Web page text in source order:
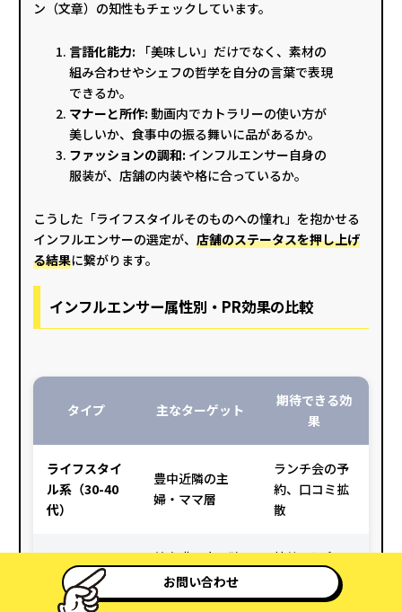
ン（文章）の知性もチェックしています。
言語化能力: 「美味しい」だけでなく、素材の
組み合わせやシェフの哲学を自分の言葉で表現
できるか。
マナーと所作: 動画内でカトラリーの使い方が
美しいか、食事中の振る舞いに品があるか。
ファッションの調和: インフルエンサー自身の
服装が、店舗の内装や格に合っているか。
こうした「ライフスタイルそのものへの憧れ」を抱かせる
インフルエンサーの選定が、 店舗のステータスを押し上げ
る結果に繋がります。
インフルエンサー属性別・PR効果の比較
タイプ 主なターゲット
期待できる効
果
ライフスタイ
ル系（30-40
代）
豊中近隣の主
婦・ママ層
ランチ会の予
約、口コミ拡
散
グルメ専門系
（質重視）
美意識の高い独
身女性・ビジネ
ス層
接待、記念
日、一人贅沢
需要
お問い合わせ